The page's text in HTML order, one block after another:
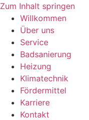
Zum Inhalt springen
Willkommen
Über uns
Service
Badsanierung
Heizung
Klimatechnik
Fördermittel
Karriere
Kontakt